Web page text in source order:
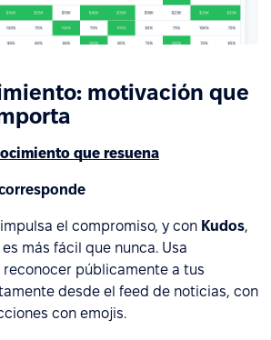
motivación que
que resuena
el compromiso, y con Kudos,
más fácil que nunca. Usa
reconocer públicamente a tus
desde el feed de noticias, con
con emojis.